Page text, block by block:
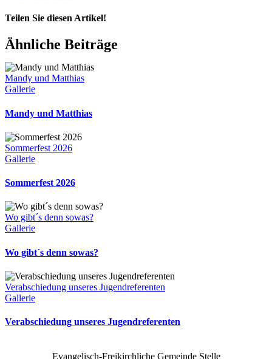
Teilen Sie diesen Artikel!
Facebook
X
Bluesky
Reddit
LinkedIn
WhatsApp
Telegram
Tumblr
Pinterest
Xing
E-
Mail
Ähnliche Beiträge
Mandy und Matthias
Gallerie
Mandy und Matthias
Sommerfest 2026
Gallerie
Sommerfest 2026
Wo gibt´s denn sowas?
Gallerie
Wo gibt´s denn sowas?
Verabschiedung unseres Jugendreferenten
Gallerie
Verabschiedung unseres Jugendreferenten
Evangelisch-Freikirchliche Gemeinde Stelle